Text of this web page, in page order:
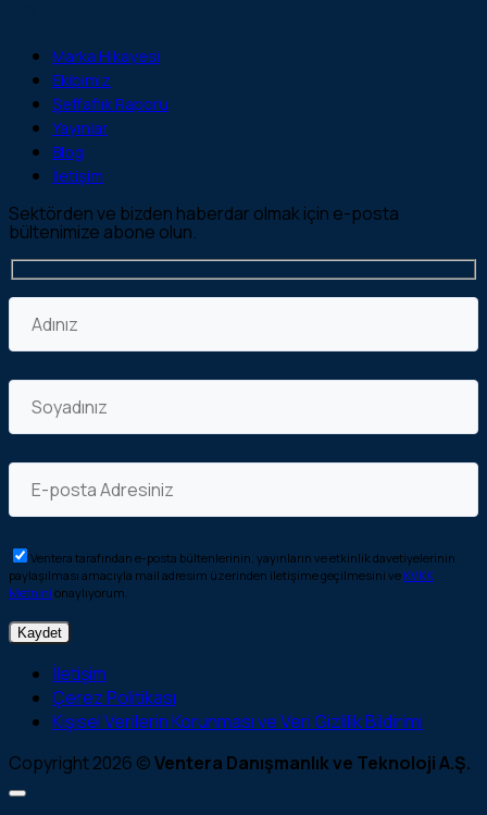
Marka Hikayesi
Ekibimiz
Şeffaflık Raporu
Yayınlar
Blog
İletişim
Sektörden ve bizden haberdar olmak için e-posta
bültenimize abone olun.
Ventera tarafından e-posta bültenlerinin, yayınların ve etkinlik davetiyelerinin
paylaşılması amacıyla mail adresim üzerinden iletişime geçilmesini ve KVKK
Metnini onaylıyorum.
İletişim
Çerez Politikası
Kişisel Verilerin Korunması ve Veri Gizlilik Bildirimi
Copyright 2026 ©Ventera Danışmanlık ve Teknoloji A.Ş.